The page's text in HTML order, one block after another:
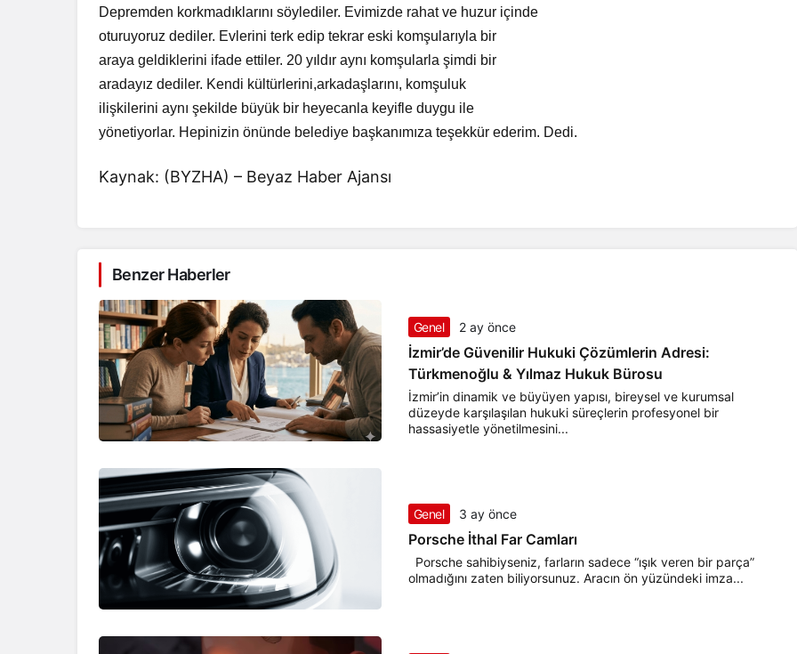
Depremden korkmadıklarını söylediler. Evimizde rahat ve huzur içinde
oturuyoruz dediler. Evlerini terk edip tekrar eski komşularıyla bir
araya geldiklerini ifade ettiler. 20 yıldır aynı komşularla şimdi bir
aradayız dediler. Kendi kültürlerini,arkadaşlarını, komşuluk
ilişkilerini aynı şekilde büyük bir heyecanla keyifle duygu ile
yönetiyorlar. Hepinizin önünde belediye başkanımıza teşekkür ederim. Dedi.
Kaynak: (BYZHA) – Beyaz Haber Ajansı
Benzer Haberler
Genel 2 ay önce
İzmir’de Güvenilir Hukuki Çözümlerin Adresi:
Türkmenoğlu & Yılmaz Hukuk Bürosu
İzmir’in dinamik ve büyüyen yapısı, bireysel ve kurumsal
düzeyde karşılaşılan hukuki süreçlerin profesyonel bir
hassasiyetle yönetilmesini...
Genel 3 ay önce
Porsche İthal Far Camları
Porsche sahibiyseniz, farların sadece “ışık veren bir parça”
olmadığını zaten biliyorsunuz. Aracın ön yüzündeki imza...